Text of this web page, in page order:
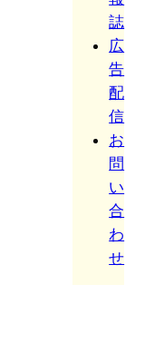
誌
広
告
配
信
お
問
い
合
わ
せ